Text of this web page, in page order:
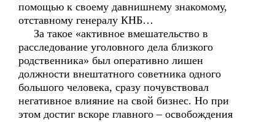
помощью к своему давнишнему знакомому,
отставному генералу КНБ…
За такое «активное вмешательство в
расследование уголовного дела близкого
родственника» был оперативно лишен
должности внештатного советника одного
большого человека, сразу почувствовал
негативное влияние на свой бизнес. Но при
этом достиг вскоре главного – освобождения